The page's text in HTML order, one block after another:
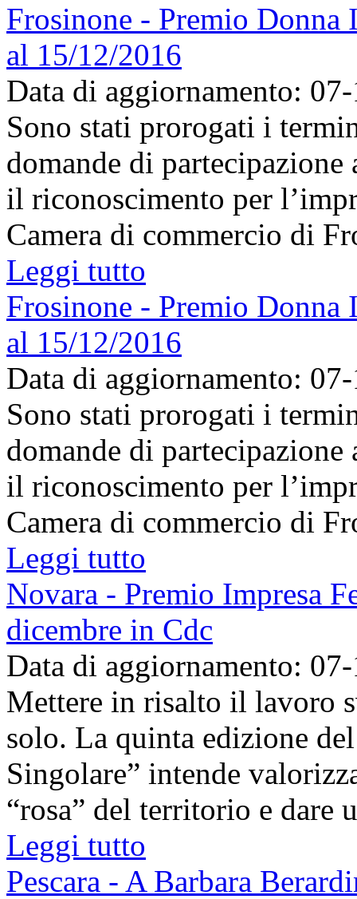
Frosinone - Premio
al 15/12/2016
Data di aggiornamento:
Sono stati prorogati i
domande di
il riconoscimento per
Camera di commercio di
Leggi tutto
Frosinone - Premio
al 15/12/2016
Data di aggiornamento:
Sono stati prorogati i
domande di
il riconoscimento per
Camera di commercio di
Leggi tutto
Novara - Premio Impresa
dicembre in Cdc
Data di aggiornamento:
Mettere in risalto il lavoro
solo. La quinta edizione
Singolare” intende
“rosa” del territorio e dare
Leggi tutto
Pescara - A Barbara